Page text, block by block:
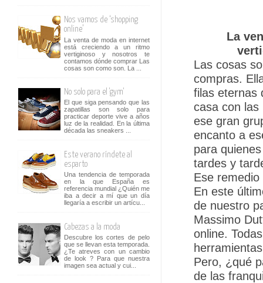
La
Las cosas
compras.
filas eternas
casa con las
ese gran
encanto a
para
tardes y
Ese remedio
En este
de nuestro
Massimo
online.
Pero, ¿qué
de las
Nos vamos de ‘shopping
online’
La venta de moda en internet
está creciendo a un ritmo
vertiginoso y nosotros te
contamos dónde comprar Las
cosas son como son. La ...
No solo para el 'gym'
El que siga pensando que las
zapatillas son solo para
practicar deporte vive a años
luz de la realidad. En la última
década las sneakers ...
Este verano ríndete al
esparto
Una tendencia de temporada
en la que España es
referencia mundial ¿Quién me
iba a decir a mí que un día
llegaría a escribir un artícu...
Cabezas a la moda
Descubre los cortes de pelo
que se llevan esta temporada.
¿Te atreves con un cambio
de look ? Para que nuestra
imagen sea actual y cui...